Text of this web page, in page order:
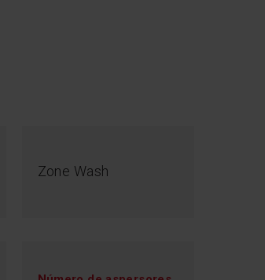
de água, com o programa que
Zone Wash